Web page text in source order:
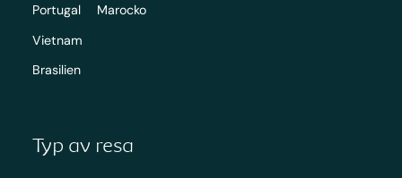
Portugal
Vietnam
Brasilien
Marocko
Typ av resa